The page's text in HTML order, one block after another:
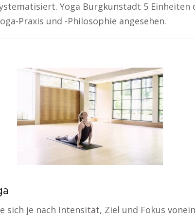
Yoga Burgkunstadt 5
Praxis und -Philosophie angesehen.
je nach Intensität, Ziel und Fokus